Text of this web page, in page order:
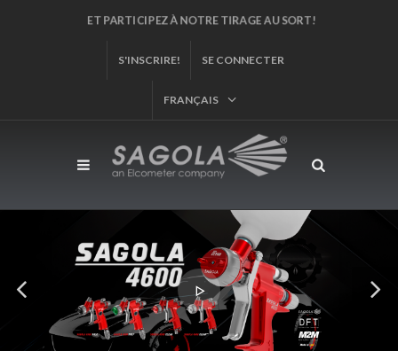
ET PARTICIPEZ À NOTRE TIRAGE AU SORT!
S'INSCRIRE! SE CONNECTER
FRANÇAIS